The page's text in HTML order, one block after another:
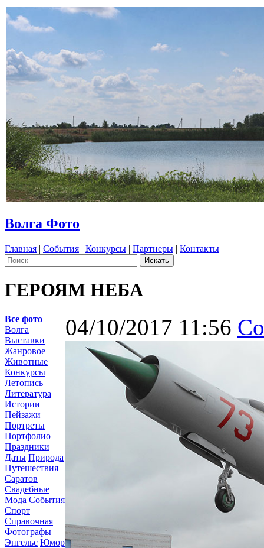
Волга Фото
Главная | События | Конкурсы | Партнеры | Контакты
ГЕРОЯМ НЕБА
Все фото
Волга
Выставки
Жанровое
Животные
Конкурсы
Летопись
Литература
Истории
Пейзажи
Портреты
Портфолио
Праздники
Даты Природа
Путешествия
Саратов
Свадебные
Мода События
Спорт
Справочная
Фотографы
Энгельс Юмор
04/10/2017 11:56